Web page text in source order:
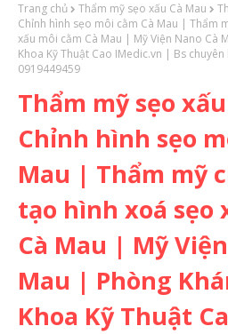
Trang chủ Thẩm mỹ sẹo xấu Cà Mau
Chỉnh hình sẹo môi cằm Cà Mau | Thẩm
xấu môi cằm Cà Mau | Mỹ Viện Nano Cà
Khoa Kỹ Thuật Cao IMedic.vn | Bs
0919449459
Thẩm mỹ sẹo
Chỉnh hình sẹo
Mau | Thẩm mỹ
tạo hình xoá sẹo
Cà Mau | Mỹ
Mau | Phòng
Khoa Kỹ Thuật